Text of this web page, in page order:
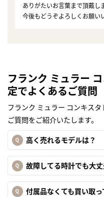
ありがたいお言葉まで頂戴し
今後もどうぞよろしくお願い
フランク ミュラー
定でよくあるご質問
フランク ミュラー コンキス
ご質問をご紹介いたします。
高く売れるモデルは？
故障してる時計でも大丈
付属品なくても買い取っ